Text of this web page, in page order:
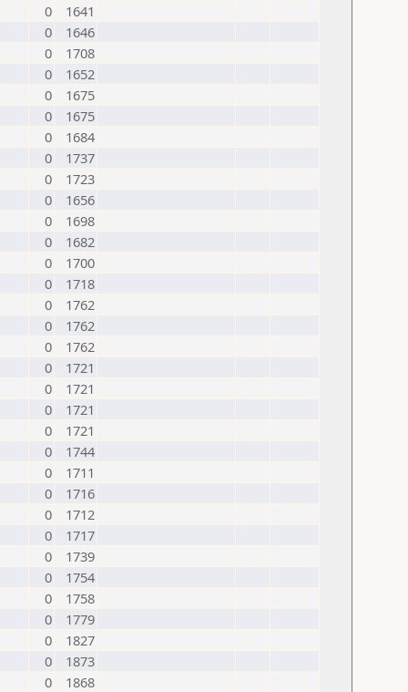
0
1641
0
1646
0
1708
0
1652
0
1675
0
1675
0
1684
0
1737
0
1723
0
1656
0
1698
0
1682
0
1700
0
1718
0
1762
0
1762
0
1762
0
1721
0
1721
0
1721
0
1721
0
1744
0
1711
0
1716
0
1712
0
1717
0
1739
0
1754
0
1758
0
1779
0
1827
0
1873
0
1868